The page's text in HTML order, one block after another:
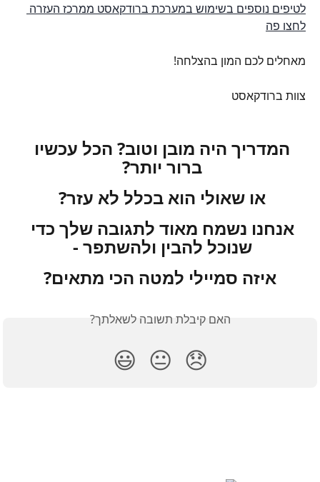
לטיפים נוספים בשימוש במערכת ברודקאסט ממרכז העזרה
לחצו פה
מאחלים לכם המון בהצלחה!
צוות ברודקאסט
המדריך היה מובן וטוב? הכל עכשיו
ברור יותר?
או שאולי הוא בכלל לא עזר?
אנחנו נשמח מאוד לתגובה שלך כדי
שנוכל להבין ולהשתפר -
איזה סמיילי למטה הכי מתאים?
האם קיבלת תשובה לשאלתך?
😞
😐
😃